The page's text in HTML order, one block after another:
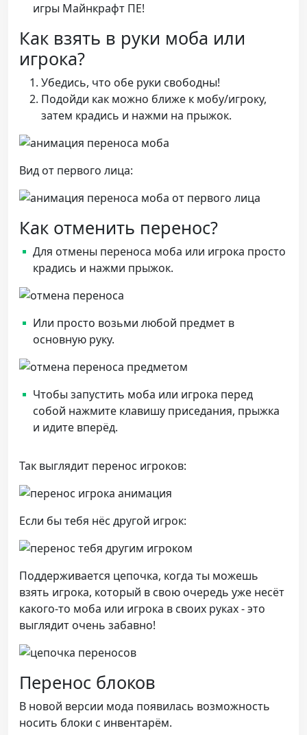
игры Майнкрафт ПЕ!
Как взять в руки моба или
игрока?
Убедись, что обе руки свободны!
Подойди как можно ближе к мобу/игроку,
затем крадись и нажми на прыжок.
Вид от первого лица:
Как отменить перенос?
Для отмены переноса моба или игрока просто
крадись и нажми прыжок.
Или просто возьми любой предмет в
основную руку.
Чтобы запустить моба или игрока перед
собой нажмите клавишу приседания, прыжка
и идите вперёд.
Так выглядит перенос игроков:
Если бы тебя нёс другой игрок:
Поддерживается цепочка, когда ты можешь
взять игрока, который в свою очередь уже несёт
какого-то моба или игрока в своих руках - это
выглядит очень забавно!
Перенос блоков
В новой версии мода появилась возможность
носить блоки с инвентарём.